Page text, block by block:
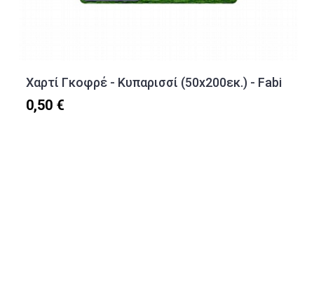
Χαρτί Γκοφρέ - Κυπαρισσί (50x200εκ.) - Fabi
0,50 €